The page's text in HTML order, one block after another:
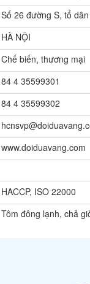
Số 26 đường S, tổ
HÀ NỘI
Chế biến, thương mại
84 4 35599301
84 4 35599302
www.doiduavang.com
HACCP, ISO 22000
Tôm đông lạnh, chả